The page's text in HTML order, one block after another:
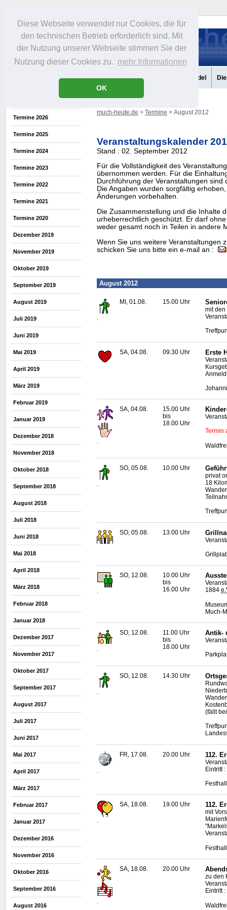
Diese Webseite verwendet nur Cookies, die für
den technischen Betrieb erforderlich sind. Mit
der Nutzung unserer Webseite stimmen Sie der
Nutzung dieser Cookies zu. mehr Informationen
OK
Portrait Infos Freizeit Gastronomie Handel
Termine 2026
Termine 2025
Termine 2024
Termine 2023
Termine 2022
Termine 2021
Termine 2020
Dezember 2019
November 2019
Oktober 2019
September 2019
August 2019
Juli 2019
Juni 2019
Mai 2019
April 2019
März 2019
Februar 2019
Januar 2019
Dezember 2018
November 2018
Oktober 2018
September 2018
August 2018
Juli 2018
Juni 2018
Mai 2018
April 2018
März 2018
Februar 2018
Januar 2018
Dezember 2017
November 2017
Oktober 2017
September 2017
August 2017
Juli 2017
Juni 2017
Mai 2017
April 2017
März 2017
Februar 2017
Januar 2017
Dezember 2016
November 2016
Oktober 2016
September 2016
August 2016
much-heute.de > Termine > August 2012
Veranstaltungskalender
Stand : 02. September 2012
Für die Vollständigkeit des
übernommen werden. Für die
Durchführung der Veranstaltungen sind
Die Angaben wurden sorgfältig
Änderungen vorbehalten.
Die Zusammenstellung und die Inhalte
urheberrechtlich geschützt. Er darf
weder gesamt noch in Teilen in andere
Wenn Sie uns weitere Veranstaltungen
schicken Sie uns bitte ein e-mail an :
August 2012
MI, 01.08. 15.00 Uhr
mit den
SA, 04.08. 09.30 Uhr Erste
.
SA, 04.08.
15.00 Uhr
bis
18.00 Uhr
Termin
SO, 05.08. 10.00 Uhr
privat
18
SO, 05.08. 13.00 Uhr
.
SO, 12.08.
10.00 Uhr
bis
16.00 Uhr
1884
Much-
.
SO, 12.08.
11.00 Uhr
bis
18.00 Uhr
Antik-
.
SO, 12.08. 14.30 Uhr
(fällt
FR, 17.08. 20.00 Uhr 112.
Eintritt
.
SA, 18.08. 19.00 Uhr 112.
mit
.
SA, 18.08. 20.00 Uhr
zu den
Eintritt